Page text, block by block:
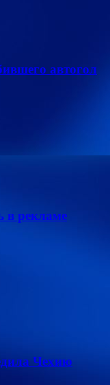
автогол
в рекламе
Чехию